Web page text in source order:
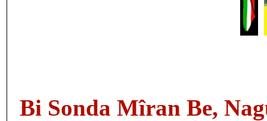
Bi Sonda Mîran Be,